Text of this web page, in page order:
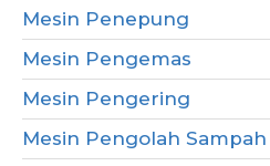
Mesin Penepung
Mesin Pengemas
Mesin Pengering
Mesin Pengolah Sampah